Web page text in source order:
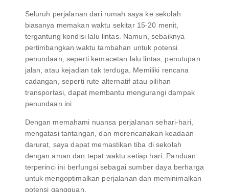
Seluruh perjalanan dari rumah saya ke sekolah
biasanya memakan waktu sekitar 15-20 menit,
tergantung kondisi lalu lintas. Namun, sebaiknya
pertimbangkan waktu tambahan untuk potensi
penundaan, seperti kemacetan lalu lintas, penutupan
jalan, atau kejadian tak terduga. Memiliki rencana
cadangan, seperti rute alternatif atau pilihan
transportasi, dapat membantu mengurangi dampak
penundaan ini.
Dengan memahami nuansa perjalanan sehari-hari,
mengatasi tantangan, dan merencanakan keadaan
darurat, saya dapat memastikan tiba di sekolah
dengan aman dan tepat waktu setiap hari. Panduan
terperinci ini berfungsi sebagai sumber daya berharga
untuk mengoptimalkan perjalanan dan meminimalkan
potensi gangguan.